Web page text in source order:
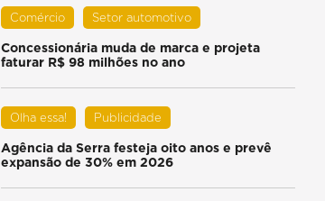
Comércio Setor automotivo
Concessionária muda de marca e projeta
faturar R$ 98 milhões no ano
Olha essa! Publicidade
Agência da Serra festeja oito anos e prevê
expansão de 30% em 2026